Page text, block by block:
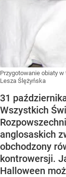
Przygotowanie obiaty
Lesza Ślężyńska
31
Wszystkich
anglosaskich
obchodzony
kontrowersji.
Halloween